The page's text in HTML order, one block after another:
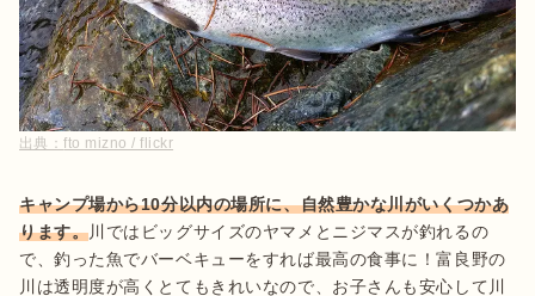
出典：fto mizno / flickr
キャンプ場から10分以内の場所に、自然豊かな川がいくつかあ
ります。川ではビッグサイズのヤマメとニジマスが釣れるの
で、釣った魚でバーベキューをすれば最高の食事に！富良野の
川は透明度が高くとてもきれいなので、お子さんも安心して川